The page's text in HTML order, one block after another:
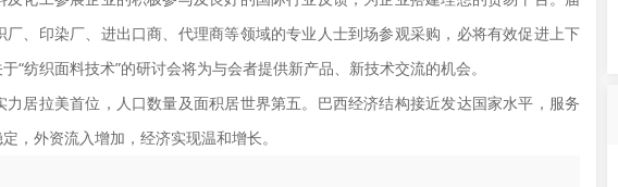
、印染厂、进出口商、代理商等领域的专业人士到场参观采购，必将有效促进上下
“纺织面料技术”的研讨会将为与会者提供新产品、新技术交流的机会。
居拉美首位，人口数量及面积居世界第五。巴西经济结构接近发达国家水平，服务
，外资流入增加，经济实现温和增长。